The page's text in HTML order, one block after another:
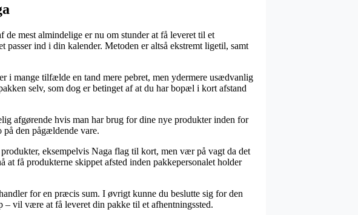
mest almindelige er nu om stunder at få leveret til et
ind i din kalender. Metoden er altså ekstremt ligetil, samt
i mange tilfælde en tand mere pebret, men ydermere usædvanlig
selv, som dog er betinget af at du har bopæl i kort afstand
afgørende hvis man har brug for dine nye produkter inden for
den pågældende vare.
eksempelvis Naga flag til kort, men vær på vagt da det
at få produkterne skippet afsted inden pakkepersonalet holder
for en præcis sum. I øvrigt kunne du beslutte sig for den
vil være at få leveret din pakke til et afhentningssted.